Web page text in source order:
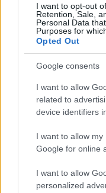
I want to opt-out
Retention, Sale,
Personal Data
Purposes for
Opted Out
Google consents
I want to allow
related to
device identifiers
I want to allow
Google for online
I want to allow
personalized
5 anni fa
agguato Pistola
ARTICOLI